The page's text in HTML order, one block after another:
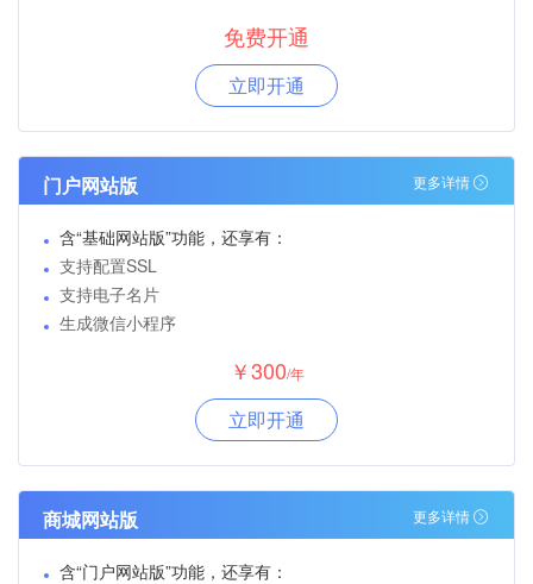
免费开通
立即开通
门户网站版 更多详情
含“基础网站版”功能，还享有：
支持配置SSL
支持电子名片
生成微信小程序
￥300/年
立即开通
商城网站版 更多详情
含“门户网站版”功能，还享有：